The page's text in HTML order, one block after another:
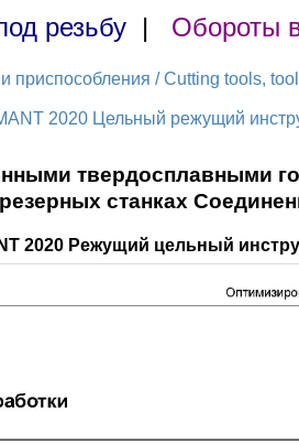
резьбу | Обороты
приспособления / Cutting tools,
2020 Цельный режущий
твердосплавными
станках
2020 Режущий цельный